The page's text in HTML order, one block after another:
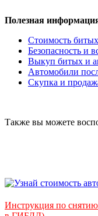
Полезная
Стоимость
Безопасность и
Выкуп битых и
Автомобили
Скупка и
Также вы можете
Инструкция по снятию